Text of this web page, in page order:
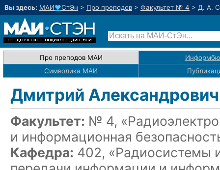
Вы здесь: МАИ♥СтЭн > Про преподов > Факультет № 4 > Д. А.
Про преподов МАИ
Символика МАИ
Дмитрий
Факультет: № 4,
и информационная
Кафедра: 402, «Радиосистемы